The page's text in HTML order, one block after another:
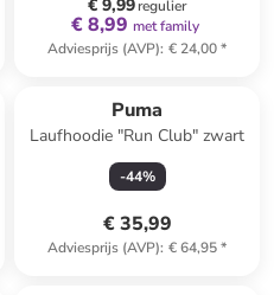
€ 9,99regulier
€ 8,99 met family
Adviesprijs (AVP): € 24,00*
Puma
Laufhoodie "Run Club" zwart
-44%
€ 35,99
Adviesprijs (AVP): € 64,95*